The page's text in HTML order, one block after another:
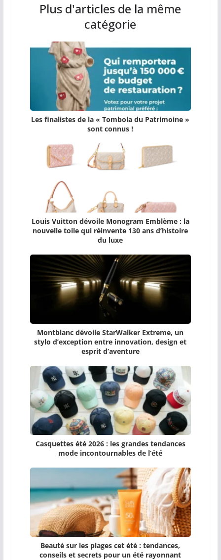
Plus d'articles de la même
catégorie
Les finalistes de la « Tombola du Patrimoine »
sont connus !
Louis Vuitton dévoile Monogram Emblème : la
nouvelle toile qui réinvente 130 ans d’histoire
du luxe
Montblanc dévoile StarWalker Extreme, un
stylo d’exception entre innovation, design et
esprit d’aventure
Casquettes été 2026 : les grandes tendances
mode incontournables de l’été
Beauté sur les plages cet été : tendances,
conseils et secrets pour un été rayonnant